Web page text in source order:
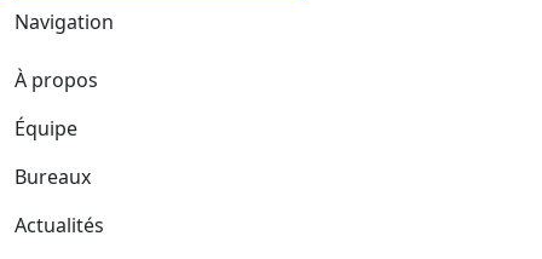
Navigation
À propos
Équipe
Bureaux
Actualités